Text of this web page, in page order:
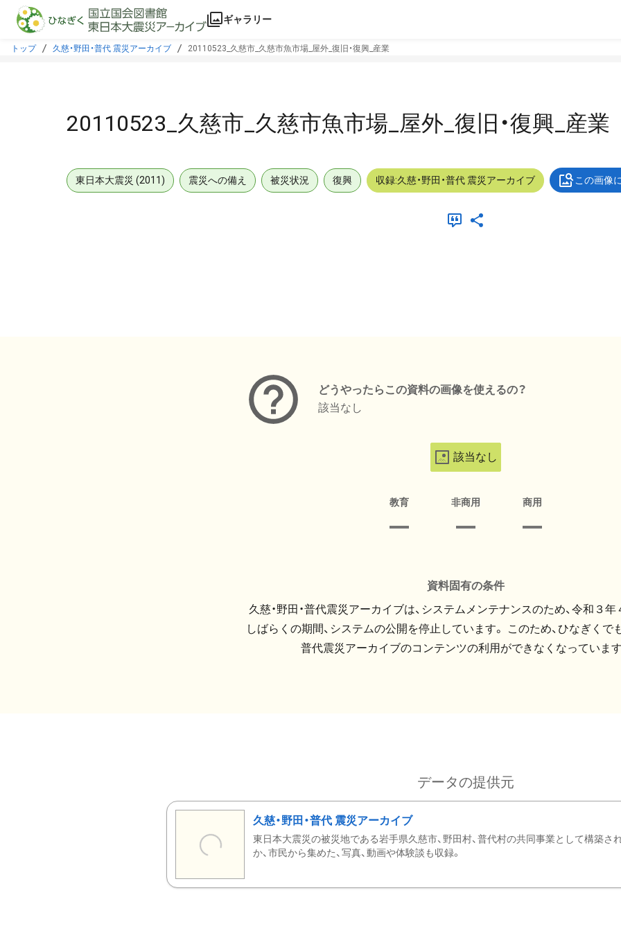
本文に飛ぶ
ギャラリー
トップ 久慈・野田・普代 震災アーカイブ 20110523_久慈市_久慈市魚市場_屋外_復旧・復興_産業
20110523_久慈市_久慈市魚市場_屋外_復旧・復興_産業
東日本大震災 (2011) 震災への備え 被災状況 復興 収録:久慈・野田・普代 震災アーカイブ この画像
どうやったらこの資料の画像を使えるの？
該当なし
該当なし
教育 非商用 商用
資料固有の条件
久慈・野田・普代震災アーカイブは、システムメンテナンスのため、令和３
しばらくの期間、システムの公開を停止しています。 このため、ひなぎくでも
普代震災アーカイブのコンテンツの利用ができなくなっています
データの提供元
久慈・野田・普代 震災アーカイブ
東日本大震災の被災地である岩手県久慈市、野田村、普代村の共同事業として構築さ
か、市民から集めた、写真、動画や体験談も収録。